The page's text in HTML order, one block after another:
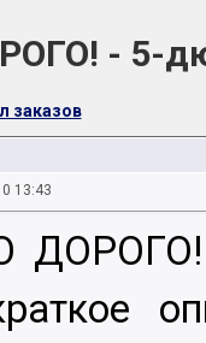
- 5-
заказов
13:43
ДОРОГО!